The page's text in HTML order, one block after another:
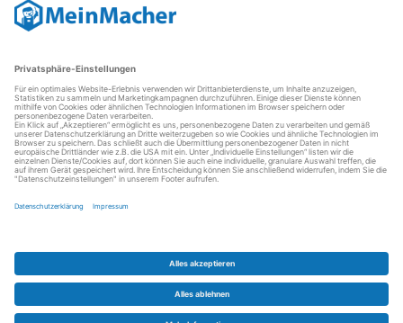
Mit derReparatur-Revolution
Reparaturbedingungen in Deutschland: Für Produkte, die sich gut
reparierenden Betriebe und des Reparatur-Know-hows in
Deutschland.
Weitere Informationen
FAQ - häufig gestellte Fragen
Partner werden
Über uns
Datenschutz
Barrierefreiheit
Partnerportal